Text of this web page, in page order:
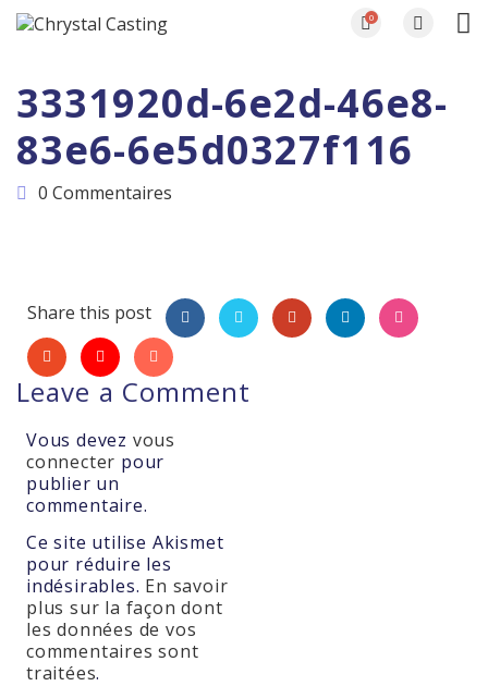
0
3331920d-6e2d-46e8-
83e6-6e5d0327f116
0 Commentaires
Share this post
Leave a Comment
Vous devez vous
connecter pour
publier un
commentaire.
Ce site utilise Akismet
pour réduire les
indésirables. En savoir
plus sur la façon dont
les données de vos
commentaires sont
traitées.